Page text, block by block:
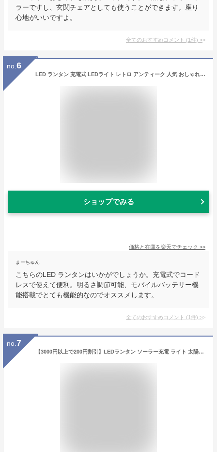
ラーですし、玄関チェアとしても使うことができます。座り
心地がいいですよ。
全てのおすすめコメント (1件) >
no. 6
LED ランタン 充電式 LEDライト レトロ アンティーク 人気 おしゃれ 防災グッズ キャンプ用品 アウトドア LEDランタン
ショップでみる
価格と在庫を楽天でチェック >>
まーちゅん
こちらのLED ランタンはいかがでしょうか。充電式でコード
レスで使えて便利。明るさ調節可能、モバイルバッテリー機
能搭載でとても機能的なのでオススメします。
全てのおすすめコメント (1件) >
no. 7
【3000円以上で200円割引】LEDランタン ソーラー充電 ライト 太陽光 ソーラーパネル 軽量 防水 防塵 おしゃれ 防災グッズ 間接照明 折り